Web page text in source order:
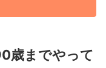
歳までやって